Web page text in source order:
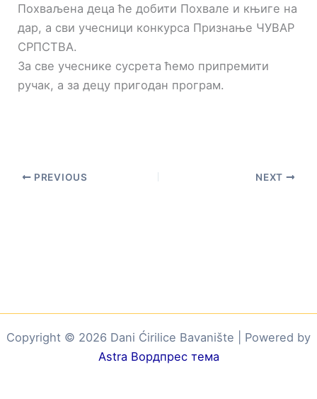
Похваљена деца ће добити Похвале и књиге на
дар, а сви учесници конкурса Признање ЧУВАР
СРПСТВА.
За све учеснике сусрета ћемо припремити
ручак, а за децу пригодан програм.
PREVIOUS NEXT
Copyright © 2026 Dani Ćirilice Bavanište | Powered by
Astra Вордпрес тема